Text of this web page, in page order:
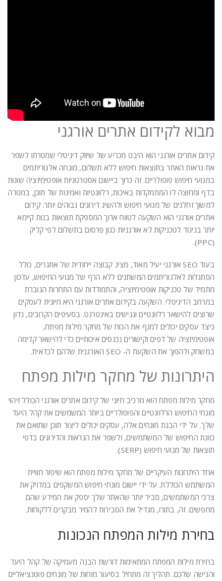
מבוא לקידום אתרים אורגני
קידום אתרים אורגני הוא היבט מכריע של שיווק דיגיטלי שמטרתו לשפר
את נראות האתר בתוצאות חיפוש ללא תשלום, מונחה אלגוריתמים
במנועי חיפוש פופולריים. זה כרוך ביישום אסטרטגיות אופטימיזציה שונות
בדף ומחוצה לו המתמקדות באיכות, רלוונטיות ואמינות של תוכן, במטרה
למשוך זחלנים של מנועי חיפוש ולהשיג דירוגים גבוהים יותר. קידום
אתרים אורגני הוא השקעה לטווח ארוך המספקת תוצאות בנות קיימא
יותר בניגוד לטכניקות לא אורגניות כגון פרסום בתשלום לפי קליק
(PPC).
בעוד SEO אורגני יעיל מאוד, מציג קבוצה ייחודית של אתגרים, כולל
הסתגלות לאלגוריתמים המשתנים ללא הרף של מנועי החיפוש, עדכון
מתמיד של טכניקות אופטימיזציה, והתמודדות עם התחרות הגוברת
במרחב הדיגיטלי. השקעה בקידום אתרים אורגני היא חיונית לעסקים
שרוצים להישאר רלוונטיים ונגישים באינטרנט. בסעיפים הקרובים, נדון
כיצד עסקים יכולים למנף את הכוח של מחקר מילות מפתח,
אופטימיזציה של דפים וקישורים נכנסים איכותיים כדי להישאר קדימה
במשחק ולהפוך את השקעת ה- SEO האורגנית שלהם לכדאית.
היתרונות של מחקר מילות מפתח
מחקר מילות מפתח הוא מרכיב חיוני של קידום אתרים אורגני הכולל זיהוי
מונחי החיפוש הרלוונטיים והפופולריים ביותר המשמשים את קהל היעד
שלך. על ידי הבנת מונחים אלה, עסקים יכולים ליצור תוכן שתואם את
כוונת החיפוש של המשתמשים, ולשפר את הנראות והדירוגים בדפי
תוצאות של מנועי חיפוש (SERP).
אחד היתרונות העיקריים של מחקר מילות מפתח הוא שיפור חוויית
המשתמש הכוללת. על ידי יישום מונחי חיפוש המשקפים במדויק את
צרכי המשתמשים, סביר יותר שהאתר שלך יספק את המידע שהם
מחפשים. זה, בתורו, מגדיל את הסבירות להמיר מבקרים ללקוחות.
בחירת מילות המפתח הנכונות
בחירת מילות המפתח המתאימות דורשת הבנה מעמיקה של קהל היעד
והנישה שלכם. תהליך זה מתחיל בסיעור מוחות של מונחים פוטנציאליים